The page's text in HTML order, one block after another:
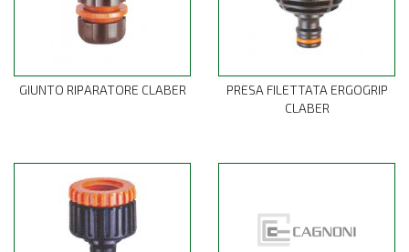
GIUNTO RIPARATORE CLABER
PRESA FILETTATA ERGOGRIP
CLABER